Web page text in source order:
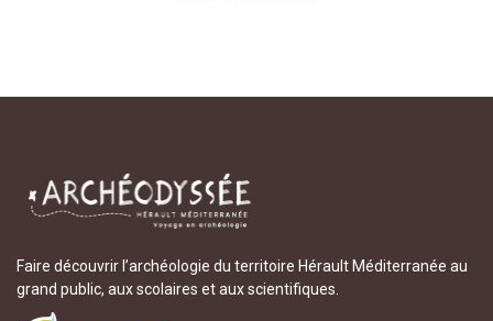
Faire découvrir l’archéologie du territoire Hérault Méditerranée au
grand public, aux scolaires et aux scientifiques.